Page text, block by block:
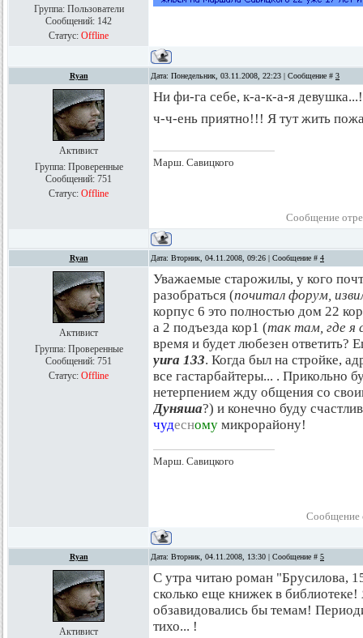
Группа: Пользователи
Сообщений: 142
Статус: Offline
Ryan Дата: Понедельник, 03.11.2008, 22:23 | Сообщение # 3
Активист
Группа: Проверенные
Сообщений: 751
Статус: Offline
Ни фи-га себе, к-а-к-а-я
ч-ч-ень приятно!!! Я тут жить
Марш. Савицкого
Сообщение
Ryan Дата: Вторник, 04.11.2008, 09:26 | Сообщение # 4
Активист
Группа: Проверенные
Сообщений: 751
Статус: Offline
Уважаемые старожилы, у кого
разобраться (почитал форум,
корпус 6 это полностью дом 22
а 2 подъезда кор1 (так там, где я
время и будет любезен ответить?
yura 133. Когда был на стройке,
все гастарбайтеры... . Прикольно
нетерпением жду общения со
Дуняша?) и конечно буду
чудесному микрорайону!
Марш. Савицкого
Сообщение
Ryan Дата: Вторник, 04.11.2008, 13:30 | Сообщение # 5
Активист
С утра читаю роман "Брусилова,
сколько еще книжек в
обзавидовались бы темам!
тихо... !